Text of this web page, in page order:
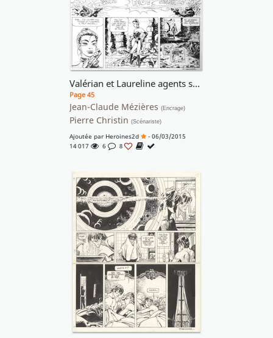
Valérian et Laureline agents spatio-temporels - Brooklyn station terminus cosmos
Page 45
Jean-Claude Mézières (Encrage)
Pierre Christin (Scénariste)
Ajoutée par Heroines2d
- 06/03/2015
14 017
6 8